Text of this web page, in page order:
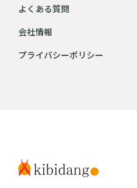
よくある質問
会社情報
プライバシーポリシー